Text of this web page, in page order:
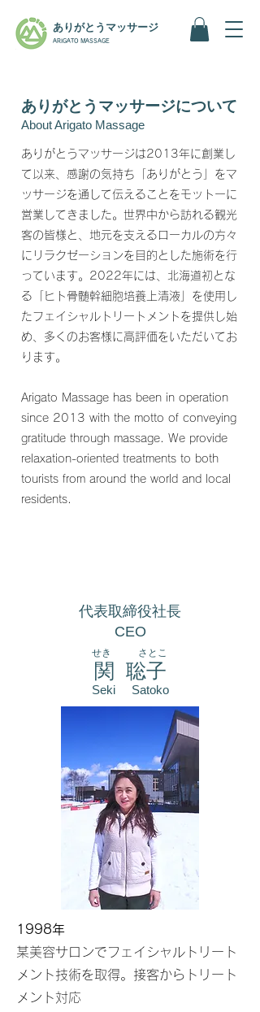
ありがとうマッサージ
ARIGATO MASSAGE
ありがとうマッサージについて
About Arigato Massage
ありがとうマッサージは2013年に創業し
て以来、感謝の気持ち「ありがとう」をマ
ッサージを通して伝えることをモットーに
営業してきました。世界中から訪れる観光
客の皆様と、地元を支えるローカルの方々
にリラクゼーションを目的とした施術を行
っています。2022年には、北海道初とな
る「ヒト骨髄幹細胞培養上清液」を使用し
たフェイシャルトリートメントを提供し始
め、多くのお客様に高評価をいただいてお
ります。
Arigato Massage has been in operation
since 2013 with the motto of conveying
gratitude through massage. We provide
relaxation-oriented treatments to both
tourists from around the world and local
residents.
代表取締役社長
CEO
せき さとこ
関 聡子
Seki Satoko
1998年
某美容サロンでフェイシャルトリート
メント技術を取得。接客からトリート
メント対応